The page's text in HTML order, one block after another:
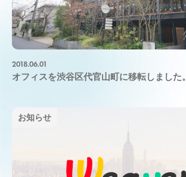
2018.06.01
オフィスを渋谷区代官山町に移転しました。
お知らせ